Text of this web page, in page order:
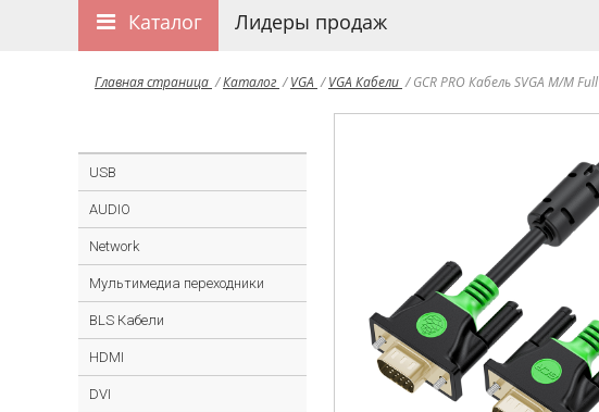
Каталог Лидеры продаж
Главная страница /Каталог / VGA / VGA Кабели / GCR PRO Кабель SVGA M/M
USB
AUDIO
Network
Мультимедиа переходники
BLS Кабели
HDMI
DVI